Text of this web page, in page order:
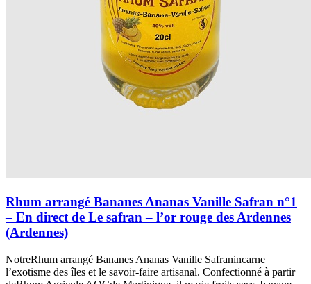
Rhum arrangé Bananes Ananas Vanille Safran n°1
– En direct de Le safran – l’or rouge des Ardennes
(Ardennes)
NotreRhum arrangé Bananes Ananas Vanille Safranincarne
l’exotisme des îles et le savoir-faire artisanal. Confectionné à partir